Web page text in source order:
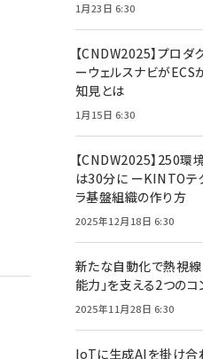
1月23日 6:30
【CNDW2025】プロ
ーウェルスナビが
知見とは
1月15日 6:30
【CNDW2025】250環
は30分に ーKINTOテ
ラ基盤組織の作り方
2025年12月18日 6:30
新たな自動化で熱視線
能力」を支える2つのコ
2025年11月28日 6:30
IoTに生成AIを掛け合